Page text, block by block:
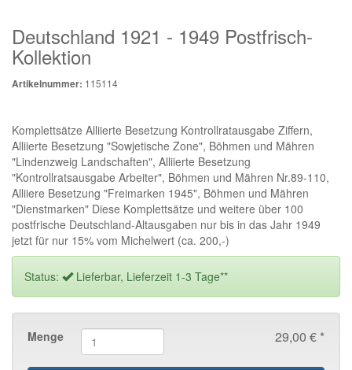
Deutschland 1921 - 1949 Postfrisch-
Kollektion
Artikelnummer: 115114
Komplettsätze Alliierte Besetzung Kontrollratausgabe Ziffern,
Alliierte Besetzung "Sowjetische Zone", Böhmen und Mähren
"Lindenzweig Landschaften", Alliierte Besetzung
"Kontrollratsausgabe Arbeiter", Böhmen und Mähren Nr.89-110,
Alliiere Besetzung "Freimarken 1945", Böhmen und Mähren
"Dienstmarken" Diese Komplettsätze und weitere über 100
postfrische Deutschland-Altausgaben nur bis in das Jahr 1949
jetzt für nur 15% vom Michelwert (ca. 200,-)
Status: Lieferbar, Lieferzeit 1-3 Tage**
29,00 € *
Menge